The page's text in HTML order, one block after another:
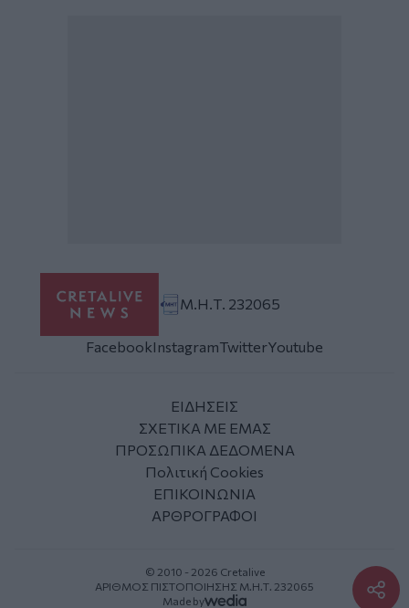
Μ.Η.Τ. 232065
FacebookInstagramTwitterYoutube
ΕΙΔΗΣΕΙΣ
ΣΧΕΤΙΚΑ ΜΕ ΕΜΑΣ
ΠΡΟΣΩΠΙΚΑ ΔΕΔΟΜΕΝΑ
Πολιτική Cookies
ΕΠΙΚΟΙΝΩΝΙΑ
ΑΡΘΡΟΓΡΑΦΟΙ
© 2010 - 2026 Cretalive
ΑΡΙΘΜΟΣ ΠΙΣΤΟΠΟΙΗΣΗΣ Μ.Η.Τ. 232065
Made by